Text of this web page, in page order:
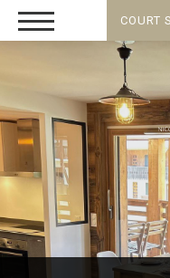
COURT